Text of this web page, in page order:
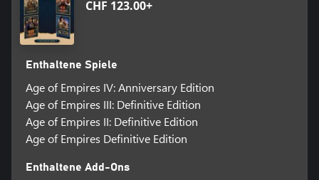
CHF 123.00+
Enthaltene Spiele
Age of Empires IV: Anniversary Edition
Age of Empires III: Definitive Edition
Age of Empires II: Definitive Edition
Age of Empires Definitive Edition
Enthaltene Add-Ons